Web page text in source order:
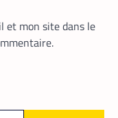
et mon site dans le